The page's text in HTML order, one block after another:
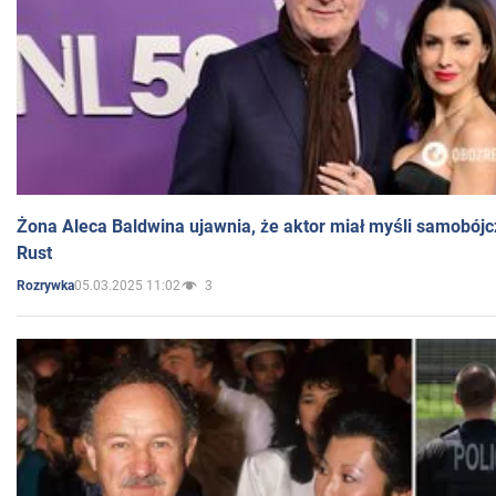
Żona Aleca Baldwina ujawnia, że aktor miał myśli
Rust
Rozrywka05.03.2025 11:02 3